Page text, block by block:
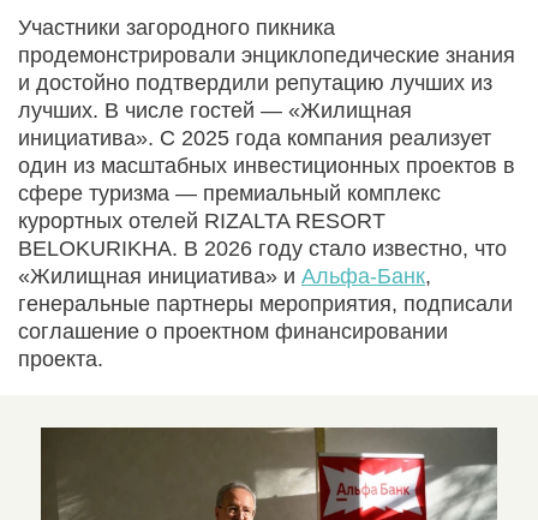
Участники загородного пикника
продемонстрировали энциклопедические знания
и достойно подтвердили репутацию лучших из
лучших. В числе гостей — «Жилищная
инициатива». С 2025 года компания реализует
один из масштабных инвестиционных проектов в
сфере туризма — премиальный комплекс
курортных отелей RIZALTA RESORT
BELOKURIKHA. В 2026 году стало известно, что
«Жилищная инициатива» и Альфа-Банк,
генеральные партнеры мероприятия, подписали
соглашение о проектном финансировании
проекта.